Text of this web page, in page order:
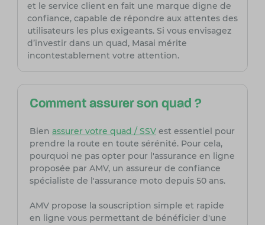
et le service client en fait une marque digne de
confiance, capable de répondre aux attentes des
utilisateurs les plus exigeants. Si vous envisagez
d’investir dans un quad, Masai mérite
incontestablement votre attention.
Comment assurer son quad ?
Bien assurer votre quad / SSVest essentiel pour
prendre la route en toute sérénité. Pour cela,
pourquoi ne pas opter pour l'assurance en ligne
proposée par AMV, un assureur de confiance
spécialiste de l'assurance moto depuis 50 ans.
AMV propose la souscription simple et rapide
en ligne vous permettant de bénéficier d'une